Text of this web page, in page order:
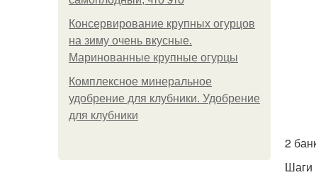
Консервирование крупных огурцов
на зиму очень вкусные.
Маринованные крупные огурцы
Комплексное минеральное
удобрение для клубники. Удобрение
для клубники
2
Шаги